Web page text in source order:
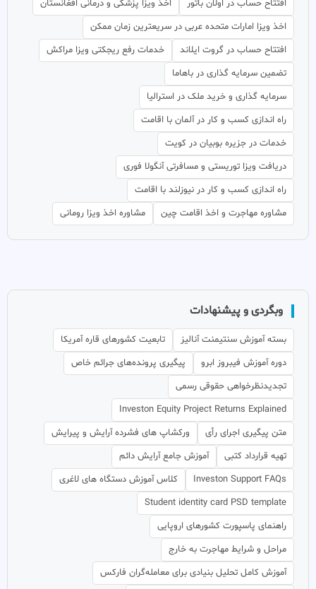
افتتاح حساب در اولان باتور
اخذ ویزا پزشکی و درمانی افغانستان
اخذ ویزا امارات متحده عربی در سریعترین زمان ممکن
افتتاح حساب در گروت ایلاند
خدمات رفع ریجکتی ویزا مراکش
تضمین سرمایه گذاری در باهاما
سرمایه گذاری و خرید ملک در استرالیا
راه اندازی کسب و کار در آلمان با اقامت
خدمات در جزیره بوبیان در کویت
دریافت ویزا توریستی و مسافرتی آنگولا فوری
راه اندازی کسب و کار در نیوزلند با اقامت
مشاوره مهاجرت و اخذ اقامت چین
مشاوره اخذ ویزا رومانی
وبگردی و پیشنهادات
بسته آموزش سنتیمنت آنالیز
تابعیت کشورهای قاره آمریکا
دوره آموزش فیبروز ابرو
پیگیری پرونده‌های جرائم خاص
تجدیدنظرخواهی حقوقی رسمی
Investon Equity Project Returns Explained
متن پیگیری اجرای رأی
ورکشاپ های فشرده آرایش و پیرایش
تهیه قرارداد کتبی
آموزش جامع آرایش دائم
Investon Support FAQs
کلاس آموزش دستگاه های لاغری
Student identity card PSD template
راهنمای پاسپورت کشورهای اروپایی
مراحل و شرایط مهاجرت به خارج
آموزش کامل تحلیل بنیادی برای معامله‌گران فارکس